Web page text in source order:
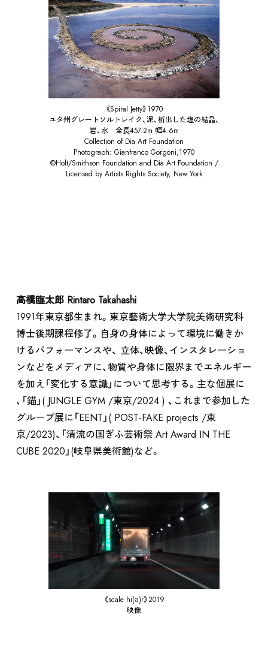
《Spiral Jetty》1970
ユタ州グレートソルトレイク、泥、析出した塩の結晶、
岩、水 全長457.2m 幅4.6m
Collection of Dia Art Foundation
Photograph: Gianfranco Gorgoni,1970
©Holt/Smithson Foundation and Dia Art Foundation /
Licensed by Artists Rights Society, New York
高橋臨太郎 Rintaro Takahashi
1991年東京都生まれ。東京藝術大学大学院美術研究科
博士後期課程修了。自身の身体によって環境に働きか
けるパフォーマンスや、 立体、映像、インスタレーショ
ンなどをメディアに、物質や身体に限界までエネルギー
を加え「変化する意識」について思考する。主な個展に
、「錨」( JUNGLE GYM /東京/2024 ) 、これまで参加した
グループ展に「EENT」( POST-FAKE projects /東
京/2023)、「清流の国ぎふ芸術祭 Art Award IN THE
CUBE 2020」(岐阜県美術館)など。
《scale hi(ə)r》2019
映像